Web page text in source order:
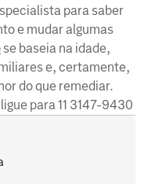
para saber
e mudar algumas
se baseia na idade,
e, certamente,
do que remediar.
para 11 3147-9430